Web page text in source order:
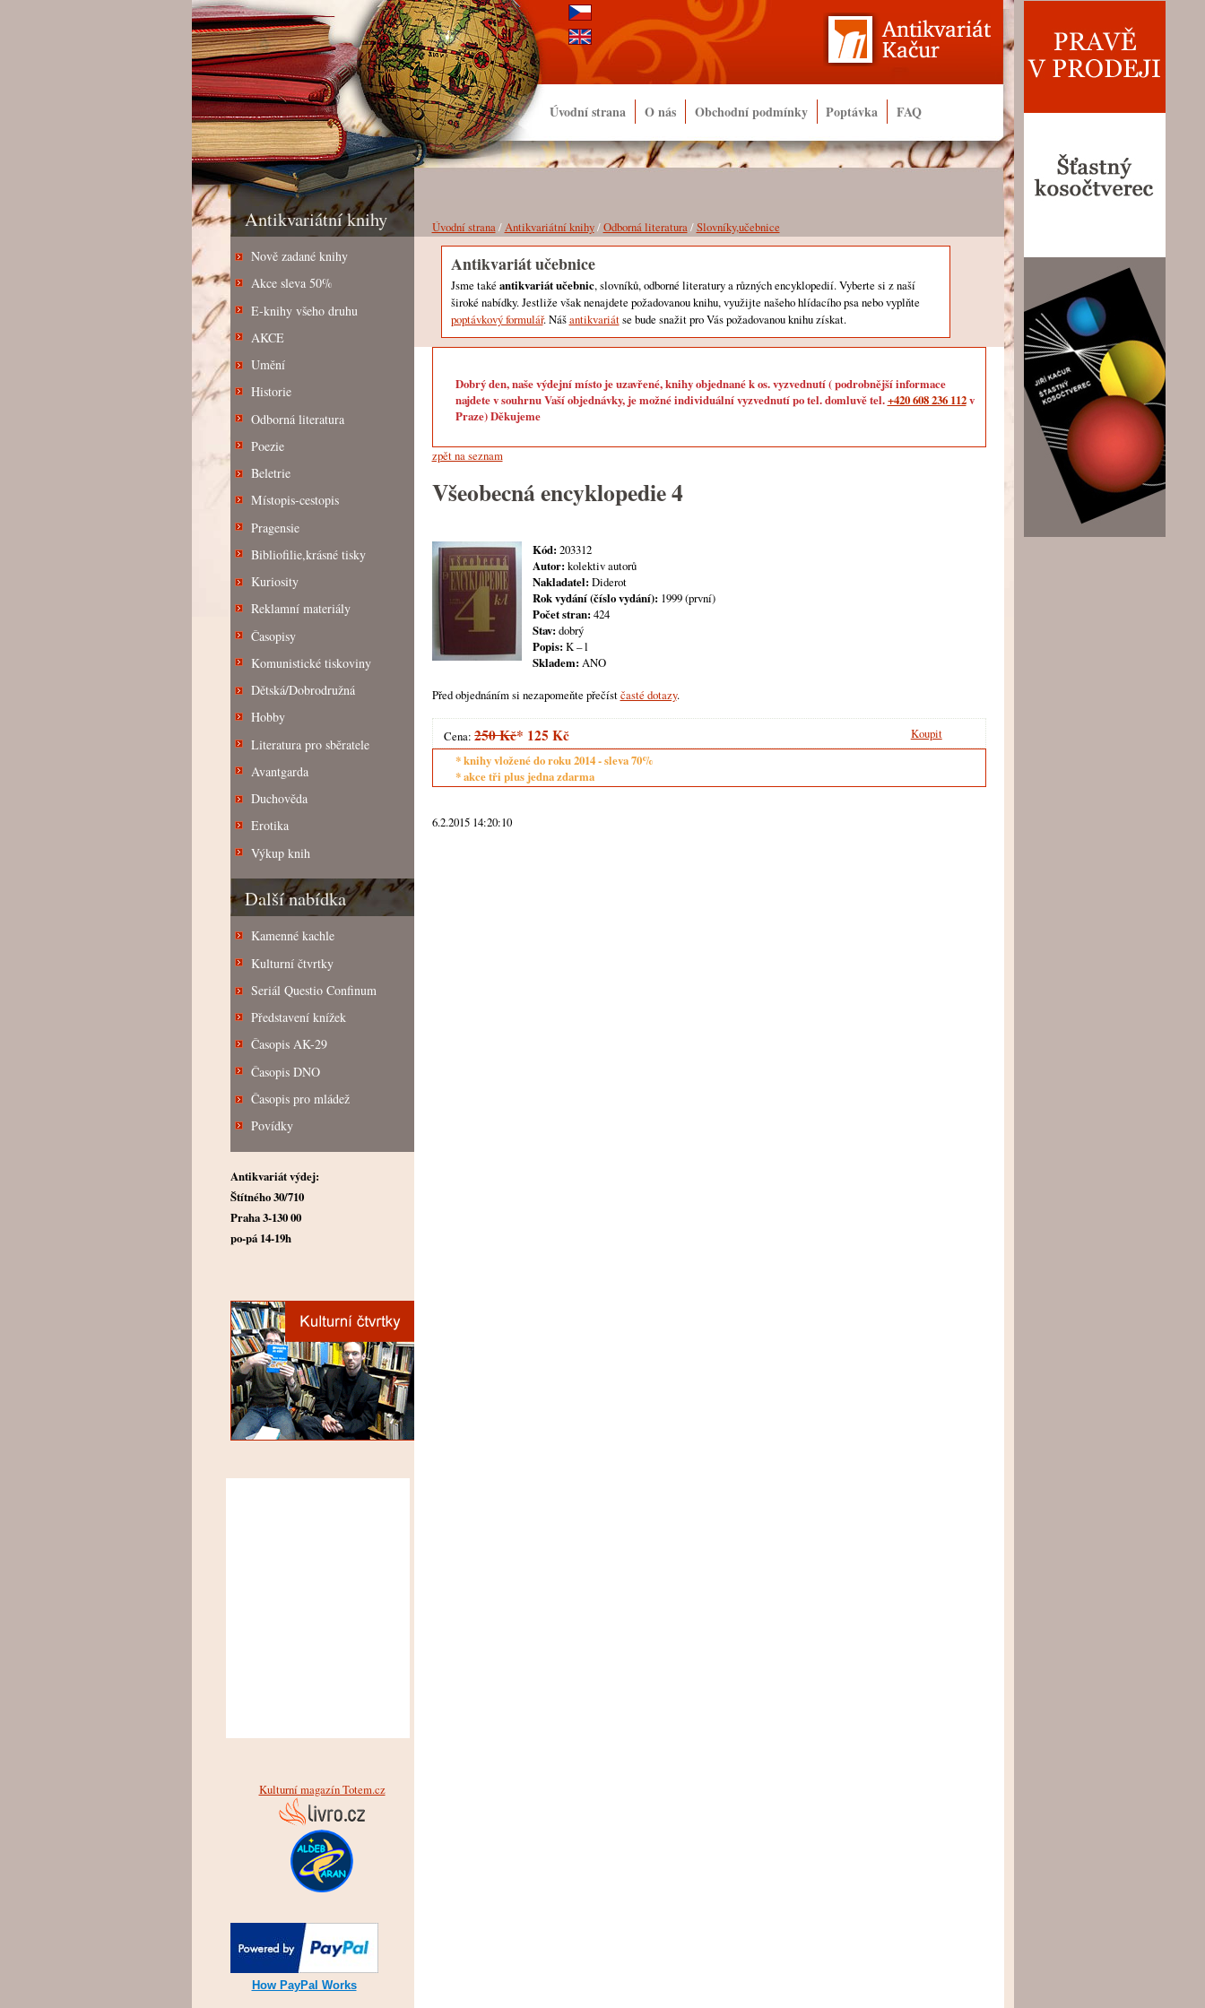
Úvodní strana O nás Obchodní podmínky Poptávka FAQ
Antikvariátní knihy
Nově zadané knihy
Akce sleva 50%
E-knihy všeho druhu
AKCE
Umění
Historie
Odborná literatura
Poezie
Beletrie
Místopis-cestopis
Pragensie
Bibliofilie,krásné tisky
Kuriosity
Reklamní materiály
Časopisy
Komunistické tiskoviny
Dětská/Dobrodružná
Hobby
Literatura pro sběratele
Avantgarda
Duchověda
Erotika
Výkup knih
Další nabídka
Kamenné kachle
Kulturní čtvrtky
Seriál Questio Confinum
Představení knížek
Časopis AK-29
Časopis DNO
Časopis pro mládež
Povídky
Antikvariát výdej:
Štítného 30/710
Praha 3-130 00
po-pá 14-19h
Kulturní magazín Totem.cz
How PayPal Works
Úvodní strana/Antikvariátní knihy/Odborná literatura/Slovníky,učebnice
Antikvariát učebnice
Jsme také antikvariát učebnic, slovníků, odborné literatury a různých encyklopedií. Vyberte si z naší
široké nabídky. Jestliže však nenajdete požadovanou knihu, využijte našeho hlídacího psa nebo vyplňte
poptávkový formulář. Nášantikvariátse bude snažit pro Vás požadovanou knihu získat.
Dobrý den, naše výdejní místo je uzavřené, knihy objednané k os. vyzvednutí ( podrobnější informace
najdete v souhrnu Vaší objednávky, je možné individuální vyzvednutí po tel. domluvě tel.+420 608 236 112v
Praze) Děkujeme
zpět na seznam
Všeobecná encyklopedie 4
Kód: 203312
Autor: kolektiv autorů
Nakladatel: Diderot
Rok vydání (číslo vydání): 1999 (první)
Počet stran: 424
Stav: dobrý
Popis: K – l
Skladem: ANO
Před objednáním si nezapomeňte přečístčasté dotazy.
Cena:250 Kč* 125 Kč
Koupit
* knihy vložené do roku 2014 - sleva 70%
* akce tři plus jedna zdarma
6.2.2015 14:20:10